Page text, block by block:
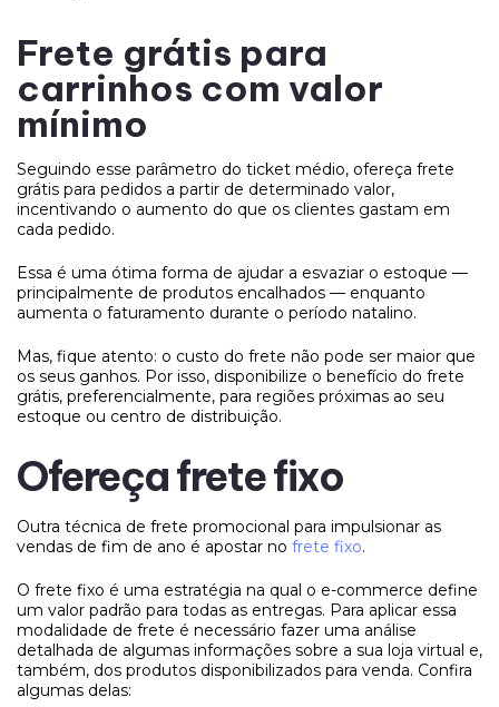
Frete grátis para
carrinhos com valor
mínimo
Seguindo esse parâmetro do ticket médio, ofereça frete
grátis para pedidos a partir de determinado valor,
incentivando o aumento do que os clientes gastam em
cada pedido.
Essa é uma ótima forma de ajudar a esvaziar o estoque —
principalmente de produtos encalhados — enquanto
aumenta o faturamento durante o período natalino.
Mas, fique atento: o custo do frete não pode ser maior que
os seus ganhos. Por isso, disponibilize o benefício do frete
grátis, preferencialmente, para regiões próximas ao seu
estoque ou centro de distribuição.
Ofereça frete fixo
Outra técnica de frete promocional para impulsionar as
vendas de fim de ano é apostar no frete fixo.
O frete fixo é uma estratégia na qual o e-commerce define
um valor padrão para todas as entregas. Para aplicar essa
modalidade de frete é necessário fazer uma análise
detalhada de algumas informações sobre a sua loja virtual e,
também, dos produtos disponibilizados para venda. Confira
algumas delas: